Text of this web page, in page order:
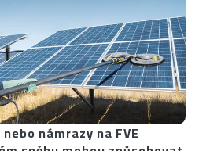
námrazy na FVE